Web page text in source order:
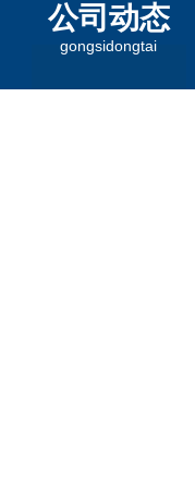
公司动态
gongsidongtai